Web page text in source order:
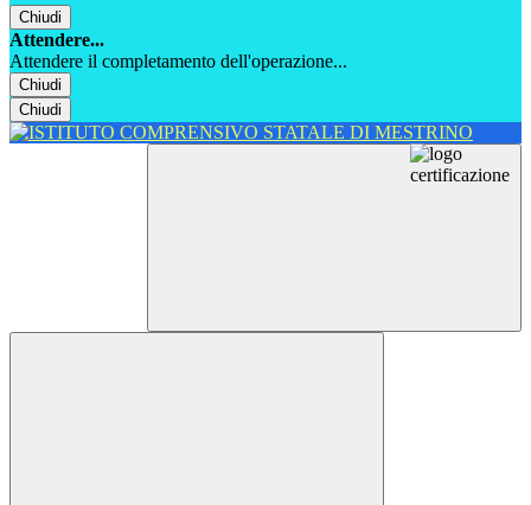
Chiudi
Attendere...
Attendere il completamento dell'operazione...
Chiudi
Chiudi